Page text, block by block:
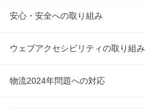
安心・安全への取り組み
ウェブアクセシビリティの取り組み
物流2024年問題への対応